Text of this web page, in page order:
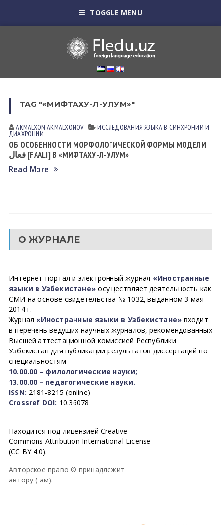
TOGGLE MENU
TAG "«МИФТАХУ-Л-УЛУМ»"
AKMALXON AKMALXONOV ИССЛЕДОВАНИЯ ЯЗЫКА В СИНХРОНИИ И
ДИАХРОНИИ
ОБ ОСОБЕННОСТИ МОРФОЛОГИЧЕСКОЙ ФОРМЫ МОДЕЛИ
فعال [FAALI] В «МИФТАХУ-Л-УЛУМ»
Read More
О ЖУРНАЛЕ
Интернет-портал и электронный журнал «Иностранные
языки в Узбекистане» осуществляет деятельность как
СМИ на основе свидетельства № 1032, выданном 3 мая
2014 г.
Журнал «Иностранные языки в Узбекистане» входит
в перечень ведущих научных журналов, рекомендованных
Высшей аттестационной комиссией Республики
Узбекистан для публикации результатов диссертаций по
специальностям
10.00.00 – филологические науки;
13.00.00 – педагогические науки.
ISSN: 2181-8215 (online)
Crossref DOI: 10.36078
Находится под лицензией Creative
Commons Attribution International License
(CC BY 4.0).
Авторское право © принадлежит
автору (-ам).